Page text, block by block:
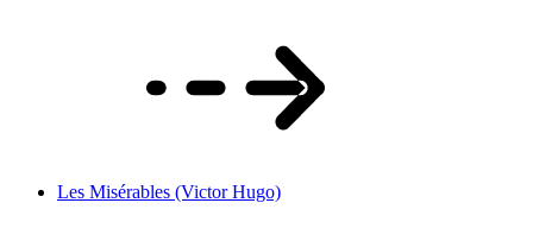
Les Misérables (Victor Hugo)